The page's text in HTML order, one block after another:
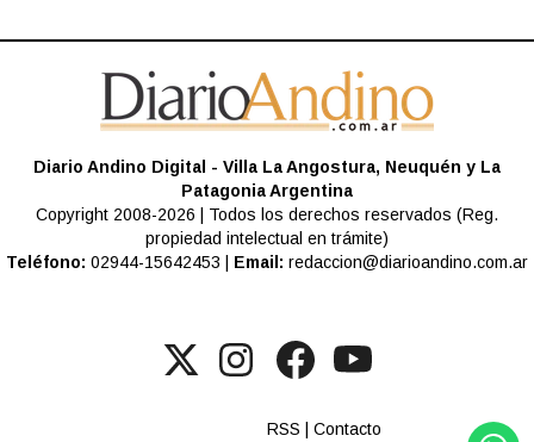
Diario Andino Digital - Villa La Angostura, Neuquén y La
Patagonia Argentina
Copyright 2008-2026 | Todos los derechos reservados (Reg.
propiedad intelectual en trámite)
Teléfono: 02944-15642453 | Email: redaccion@diarioandino.com.ar
RSS |Contacto